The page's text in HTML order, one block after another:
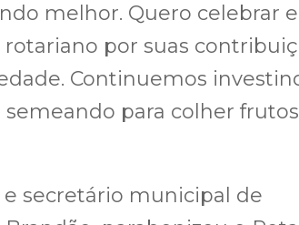
melhor. Quero celebrar e
rotariano por suas
Continuemos
para colher
secretário municipal de